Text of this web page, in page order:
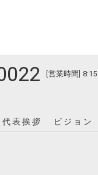
[営業時間]
代表挨拶 ビジョン